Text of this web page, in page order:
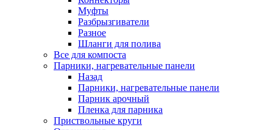
Муфты
Разбрызгиватели
Разное
Шланги для полива
Все для компоста
Парники, нагревательные панели
Назад
Парники, нагревательные панели
Парник арочный
Пленка для парника
Приствольные круги